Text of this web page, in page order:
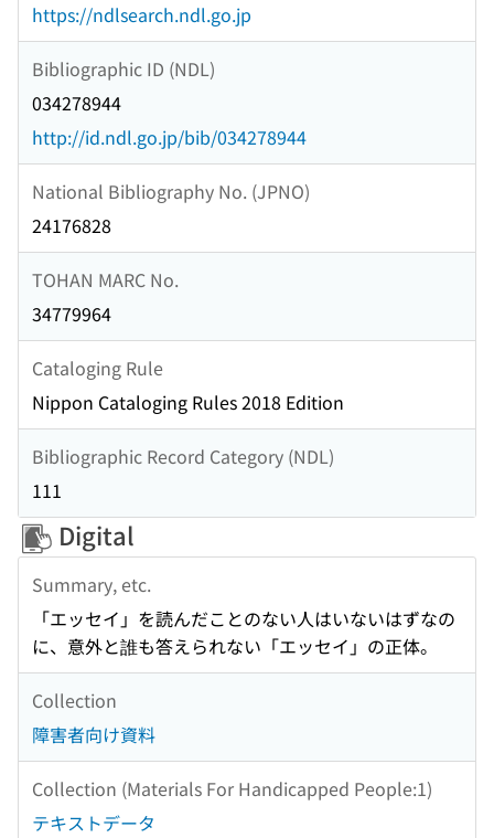
https://ndlsearch.ndl.go.jp
Bibliographic ID (NDL)
034278944
http://id.ndl.go.jp/bib/034278944
National Bibliography No. (JPNO)
24176828
TOHAN MARC No.
34779964
Cataloging Rule
Nippon Cataloging Rules 2018 Edition
Bibliographic Record Category (NDL)
111
Digital
Summary, etc.
「エッセイ」を読んだことのない人はいないはずなの
に、意外と誰も答えられない「エッセイ」の正体。
Collection
障害者向け資料
Collection (Materials For Handicapped People:1)
テキストデータ